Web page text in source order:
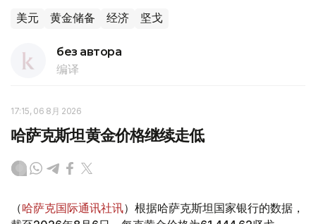
美元 黄金储备 经济 坚戈
без автора
编译
17:15, 06 8月 2026
哈萨克斯坦黄金价格继续走低
（哈萨克国际通讯社讯）根据哈萨克斯坦国家银行的数据，